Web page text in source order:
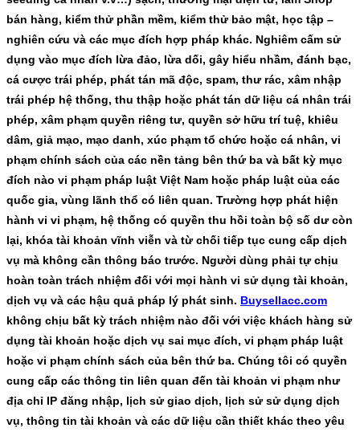
bán hàng, kiểm thử phần mềm, kiểm thử bảo mật, học tập –
nghiên cứu và các mục đích hợp pháp khác. Nghiêm cấm sử
dụng vào mục đích lừa đảo, lừa dối, gây hiểu nhầm, đánh bạc,
cá cược trái phép, phát tán mã độc, spam, thư rác, xâm nhập
trái phép hệ thống, thu thập hoặc phát tán dữ liệu cá nhân trái
phép, xâm phạm quyền riêng tư, quyền sở hữu trí tuệ, khiêu
dâm, giả mạo, mạo danh, xúc phạm tổ chức hoặc cá nhân, vi
phạm chính sách của các nền tảng bên thứ ba và bất kỳ mục
đích nào vi phạm pháp luật Việt Nam hoặc pháp luật của các
quốc gia, vùng lãnh thổ có liên quan. Trường hợp phát hiện
hành vi vi phạm, hệ thống có quyền thu hồi toàn bộ số dư còn
lại, khóa tài khoản vĩnh viễn và từ chối tiếp tục cung cấp dịch
vụ mà không cần thông báo trước. Người dùng phải tự chịu
hoàn toàn trách nhiệm đối với mọi hành vi sử dụng tài khoản,
dịch vụ và các hậu quả pháp lý phát sinh. Buysellacc.com
không chịu bất kỳ trách nhiệm nào đối với việc khách hàng sử
dụng tài khoản hoặc dịch vụ sai mục đích, vi phạm pháp luật
hoặc vi phạm chính sách của bên thứ ba. Chúng tôi có quyền
cung cấp các thông tin liên quan đến tài khoản vi phạm như
địa chỉ IP đăng nhập, lịch sử giao dịch, lịch sử sử dụng dịch
vụ, thông tin tài khoản và các dữ liệu cần thiết khác theo yêu